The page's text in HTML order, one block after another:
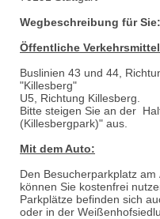
Wegbeschreibung für Sie:
Öffentliche
Buslinien 43 und 44,
"Killesberg"
U5, Richtung Killesberg.
Bitte steigen Sie an der
(Killesbergpark)" aus.
Mit dem Auto:
Den Besucherparkplatz
können Sie kostenfrei
Parkplätze befinden sich
oder in der